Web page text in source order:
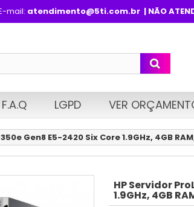
mail: atendimento@5ti.com.br| NÃO
F.A.Q LGPD VER
Gen8 E5-2420 Six Core 1.9GHz, 4GB
HP Servidor
1.9GHz, 4GB